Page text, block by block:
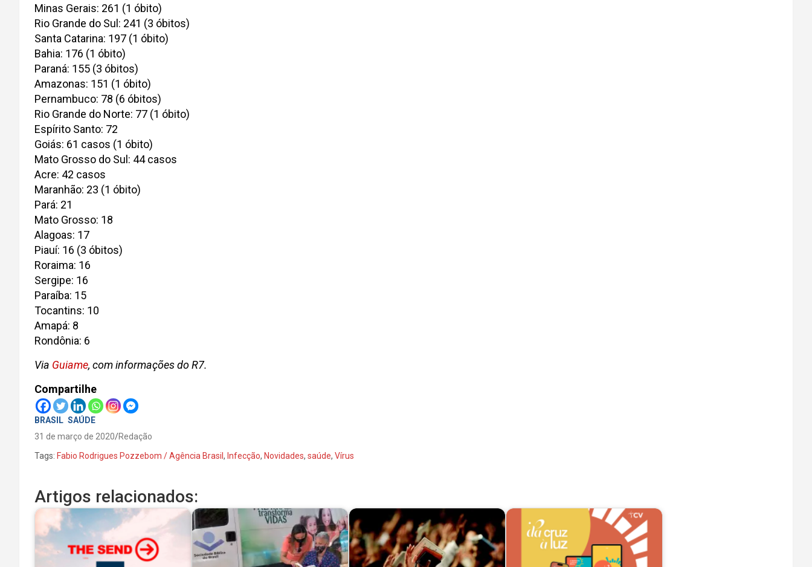
Minas Gerais: 261 (1 óbito)
Rio Grande do Sul: 241 (3 óbitos)
Santa Catarina: 197 (1 óbito)
Bahia: 176 (1 óbito)
Paraná: 155 (3 óbitos)
Amazonas: 151 (1 óbito)
Pernambuco: 78 (6 óbitos)
Rio Grande do Norte: 77 (1 óbito)
Espírito Santo: 72
Goiás: 61 casos (1 óbito)
Mato Grosso do Sul: 44 casos
Acre: 42 casos
Maranhão: 23 (1 óbito)
Pará: 21
Mato Grosso: 18
Alagoas: 17
Piauí: 16 (3 óbitos)
Roraima: 16
Sergipe: 16
Paraíba: 15
Tocantins: 10
Amapá: 8
Rondônia: 6
Via Guiame, com informações do R7.
Compartilhe
BRASIL SAÚDE
31 de março de 2020 Redação
Tags: Fabio Rodrigues Pozzebom / Agência Brasil , Infecção, Novidades, saúde, Vírus
Artigos relacionados: